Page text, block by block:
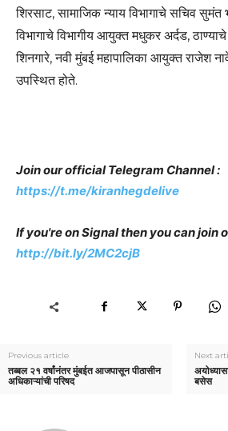
शिरसाट, सामाजिक न्याय विभागाचे सचिव सुमंत
विभागाचे विभागीय आयुक्त मधुकर अर्दड,
शिनगारे, नवी मुंबई महापालिका आयुक्त राजेश
उपस्थित होते.
Join our official Telegram Channel :
https://t.me/kiranhegdelive
If you're on Signal then you can join
http://bit.ly/2MC2cjB
Previous article
तब्बल २१ वर्षांनंतर मुंबईत आजपासून पीठासीन
अधिकाऱ्यांची परिषद
Next
बसेस